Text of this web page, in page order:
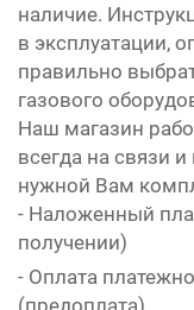
наличие.
в эксплуатации,
правильно
газового
Наш магазин
всегда на связи
нужной Вам
- Наложенный
получении)
- Оплата
(предоплата)